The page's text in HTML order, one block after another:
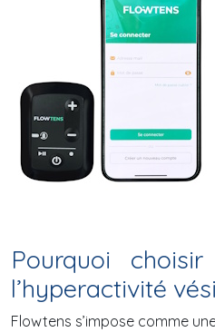
Pourquoi
l’hyperactivité
Flowtens s’impose comme